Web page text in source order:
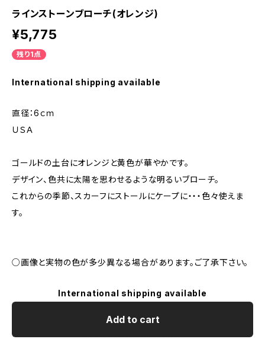
ラインストーンブローチ(オレンジ)
¥5,775
残り1点
International shipping available
直径：6ｃｍ
ＵＳＡ
ゴールドの土台にオレンジと黄色が華やかです。
デザイン、色共に太陽を思わせるような明るいブローチ。
これからの季節、スカーフにストールにケープに・・・色々使えま
す。
○画像と実物の色が多少異なる場合があります。ご了承下さい。
International shipping available
Add to cart